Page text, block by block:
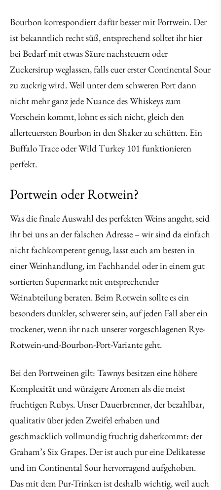
Bourbon korrespondiert dafür besser mit Portwein. Der
ist bekanntlich recht süß, entsprechend solltet ihr hier
bei Bedarf mit etwas Säure nachsteuern oder
Zuckersirup weglassen, falls euer erster Continental Sour
zu zuckrig wird. Weil unter dem schweren Port dann
nicht mehr ganz jede Nuance des Whiskeys zum
Vorschein kommt, lohnt es sich nicht, gleich den
allerteuersten Bourbon in den Shaker zu schütten. Ein
Buffalo Trace oder Wild Turkey 101 funktionieren
perfekt.
Portwein oder Rotwein?
Was die finale Auswahl des perfekten Weins angeht, seid
ihr bei uns an der falschen Adresse – wir sind da einfach
nicht fachkompetent genug, lasst euch am besten in
einer Weinhandlung, im Fachhandel oder in einem gut
sortierten Supermarkt mit entsprechender
Weinabteilung beraten. Beim Rotwein sollte es ein
besonders dunkler, schwerer sein, auf jeden Fall aber ein
trockener, wenn ihr nach unserer vorgeschlagenen Rye-
Rotwein-und-Bourbon-Port-Variante geht.
Bei den Portweinen gilt: Tawnys besitzen eine höhere
Komplexität und würzigere Aromen als die meist
fruchtigen Rubys. Unser Dauerbrenner, der bezahlbar,
qualitativ über jeden Zweifel erhaben und
geschmacklich vollmundig fruchtig daherkommt: der
Graham’s Six Grapes. Der ist auch pur eine Delikatesse
und im Continental Sour hervorragend aufgehoben.
Das mit dem Pur-Trinken ist deshalb wichtig, weil auch